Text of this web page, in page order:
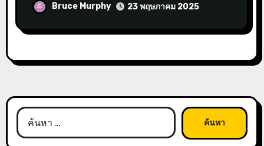
Bruce Murphy 23 พฤษภาคม 2025
ค้นหา
สำหรับ: